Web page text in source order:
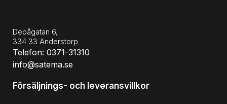
Depågatan 6,
334 33 Anderstorp
Telefon: 0371-31310
info@satema.se
Försäljnings- och leveransvillkor